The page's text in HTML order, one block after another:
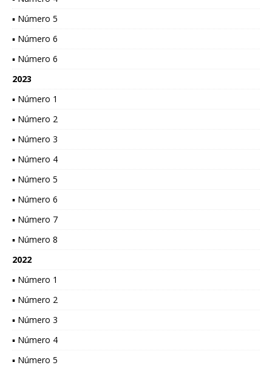
▪ Número 5
▪ Número 6
▪ Número 6
2023
▪ Número 1
▪ Número 2
▪ Número 3
▪ Número 4
▪ Número 5
▪ Número 6
▪ Número 7
▪ Número 8
2022
▪ Número 1
▪ Número 2
▪ Número 3
▪ Número 4
▪ Número 5